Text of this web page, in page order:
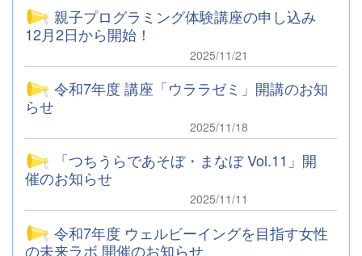
親子プログラミング体験講座の申し込み
12月2日から開始！
2025/11/21
令和7年度 講座「ウララゼミ」開講のお知
らせ
2025/11/18
「つちうらであそぼ・まなぼ Vol.11」開
催のお知らせ
2025/11/11
令和7年度 ウェルビーイングを目指す女性
の未来ラボ 開催のお知らせ